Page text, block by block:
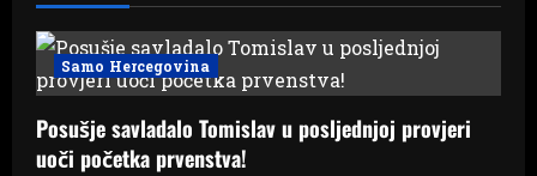
Samo Hercegovina
Posušje savladalo Tomislav u posljednjoj provjeri
uoči početka prvenstva!